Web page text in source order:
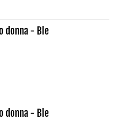
donna - Ble
donna - Ble